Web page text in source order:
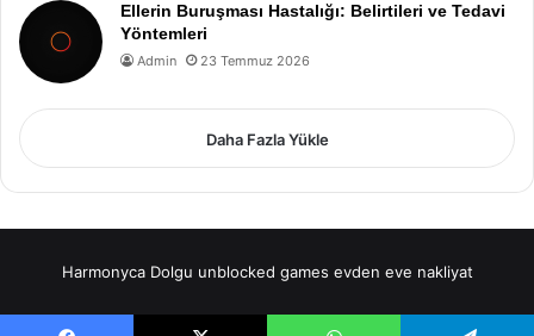
Ellerin Buruşması Hastalığı: Belirtileri ve Tedavi
Yöntemleri
Admin 23 Temmuz 2026
Daha Fazla Yükle
Harmonyca Dolgu unblocked games evden eve nakliyat